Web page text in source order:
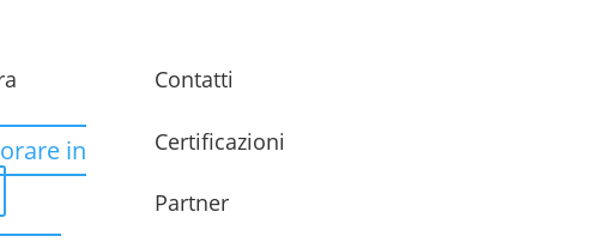
in
Contatti
Certificazioni
Partner